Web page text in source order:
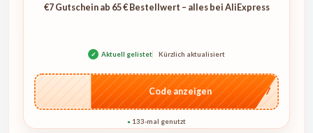
€7 Gutschein ab 65 € Bestellwert – alles bei AliExpress
✓ Aktuell gelistet Kürzlich aktualisiert
…E07
Code anzeigen
● 133-mal genutzt